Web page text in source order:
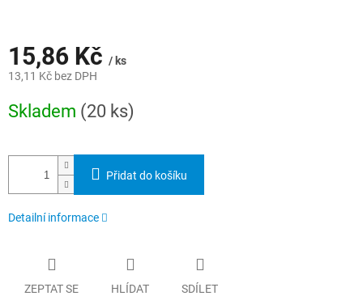
15,86 Kč / ks
13,11 Kč bez DPH
cena:
Skladem (20 ks)
Přidat do košíku
Detailní informace
ZEPTAT SE HLÍDAT SDÍLET